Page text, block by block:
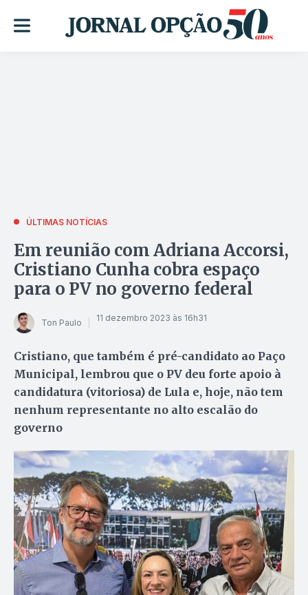
ÚLTIMAS NOTÍCIAS
Em reunião com Adriana Accorsi,
Cristiano Cunha cobra espaço
para o PV no governo federal
Ton Paulo 11 dezembro 2023 às 16h31
Cristiano, que também é pré-candidato ao Paço
Municipal, lembrou que o PV deu forte apoio à
candidatura (vitoriosa) de Lula e, hoje, não tem
nenhum representante no alto escalão do
governo